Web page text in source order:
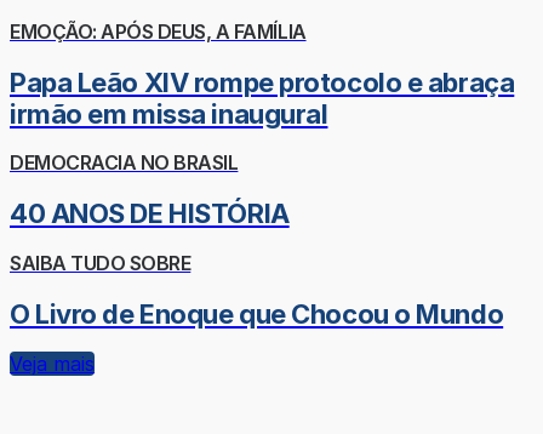
EMOÇÃO: APÓS DEUS, A FAMÍLIA
Papa Leão XIV rompe protocolo e abraça
irmão em missa inaugural
DEMOCRACIA NO BRASIL
40 ANOS DE HISTÓRIA
SAIBA TUDO SOBRE
O Livro de Enoque que Chocou o Mundo
Veja mais